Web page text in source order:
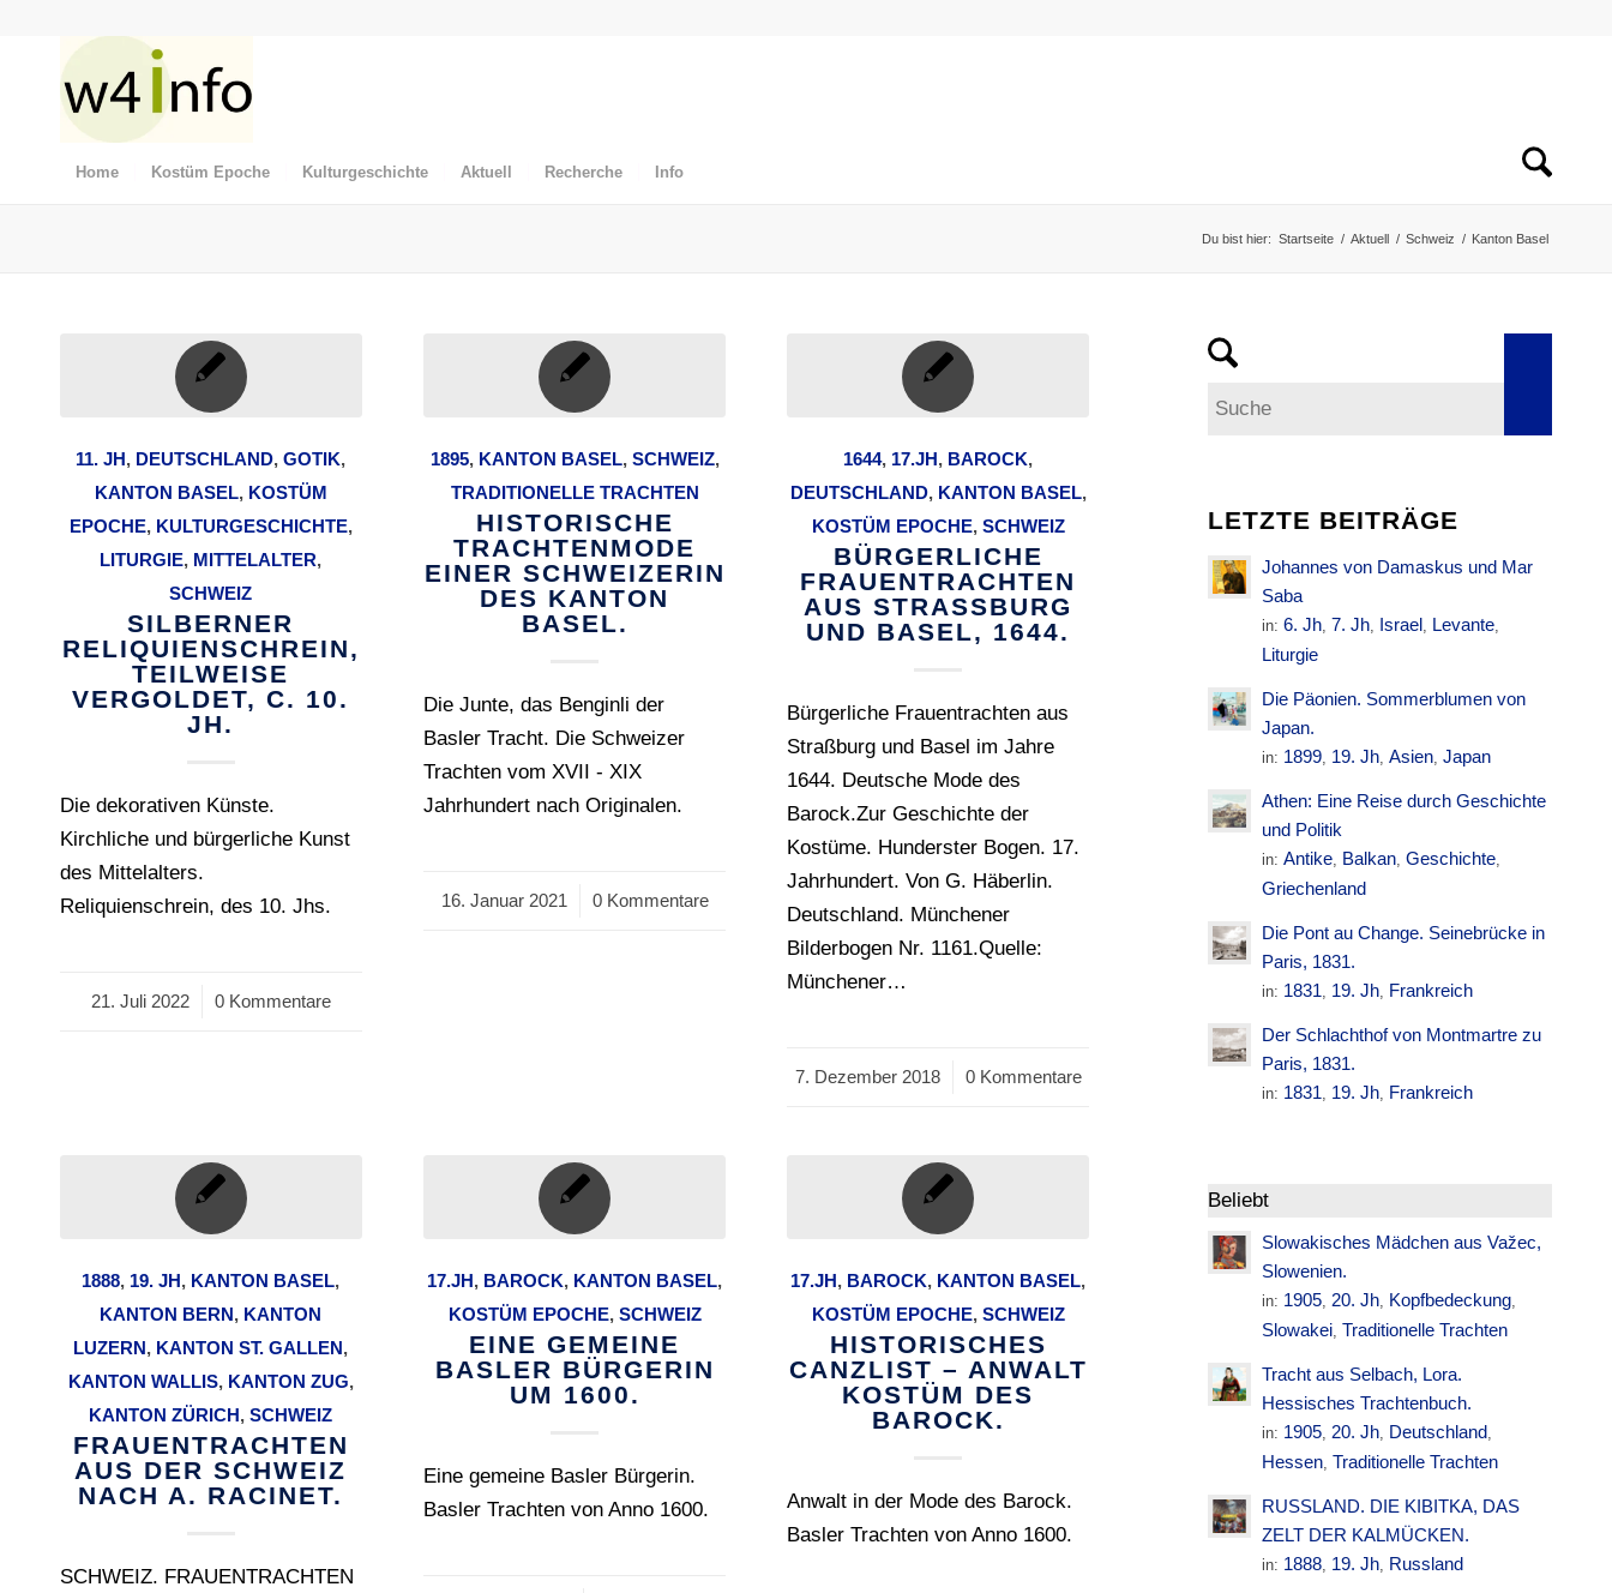
Home Kostüm Epoche Kulturgeschichte Aktuell Recherche Info
Du bist hier: Startseite / Aktuell / Schweiz / Kanton Basel
11. JH, DEUTSCHLAND,GOTIK,
KANTON BASEL, KOSTÜM
EPOCHE, KULTURGESCHICHTE,
LITURGIE, MITTELALTER,
SCHWEIZ
SILBERNER
RELIQUIENSCHREIN,
TEILWEISE
VERGOLDET, C. 10.
JH.
Die dekorativen Künste.
Kirchliche und bürgerliche Kunst
des Mittelalters.
Reliquienschrein, des 10. Jhs.
21. Juli 2022
/ 0 Kommentare
1895, KANTON BASEL, SCHWEIZ,
TRADITIONELLE TRACHTEN
HISTORISCHE
TRACHTENMODE
EINER SCHWEIZERIN
DES KANTON
BASEL.
Die Junte, das Benginli der
Basler Tracht. Die Schweizer
Trachten vom XVII - XIX
Jahrhundert nach Originalen.
16. Januar 2021
/ 0 Kommentare
1644, 17.JH, BAROCK,
DEUTSCHLAND, KANTON BASEL,
KOSTÜM EPOCHE, SCHWEIZ
BÜRGERLICHE
FRAUENTRACHTEN
AUS STRASSBURG U
ND BASEL, 1644.
Bürgerliche Frauentrachten aus
Straßburg und Basel im Jahre
1644. Deutsche Mode des
Barock.Zur Geschichte der
Kostüme. Hunderster Bogen. 17.
Jahrhundert. Von G. Häberlin.
Deutschland. Münchener
Bilderbogen Nr. 1161.Quelle:
Münchener…
7. Dezember 2018
/ 0 Kommentare
1888, 19. JH, KANTON BASEL,
KANTON BERN, KANTON‎
‎LUZERN, KANTON ST. GALLEN,
KANTON WALLIS, KANTON‎ ‎ZUG‎,
KANTON ZÜRICH,SCHWEIZ
FRAUENTRACHTEN
AUS DER SCHWEIZ
NACH A. RACINET.
SCHWEIZ. FRAUENTRACHTEN
17.JH, BAROCK, KANTON BASEL,
KOSTÜM EPOCHE, SCHWEIZ
EINE GEMEINE
BASLER BÜRGERIN
UM 1600.
Eine gemeine Basler Bürgerin.
Basler Trachten von Anno 1600.
17.JH, BAROCK, KANTON BASEL,
KOSTÜM EPOCHE, SCHWEIZ
HISTORISCHES
CANZLIST – ANWALT
KOSTÜM DES
BAROCK.
Anwalt in der Mode des Barock.
Basler Trachten von Anno 1600.
LETZTE BEITRÄGE
Johannes von Damaskus und Mar
Saba
in:6. Jh, 7. Jh, Israel, Levante,
Liturgie
Die Päonien. Sommerblumen von
Japan.
in: 1899, 19. Jh,Asien,Japan
Athen: Eine Reise durch Geschichte
und Politik
in:Antike, Balkan,Geschichte,
Griechenland
Die Pont au Change. Seinebrücke in
Paris, 1831.
in: 1831, 19. Jh, Frankreich
Der Schlachthof von Montmartre zu
Paris, 1831.
in: 1831, 19. Jh, Frankreich
Beliebt
Slowakisches Mädchen aus Važec,
Slowenien.
in: 1905,20. Jh, Kopfbedeckung,
Slowakei, Traditionelle Trachten
Tracht aus Selbach, Lora.
Hessisches Trachtenbuch.
in: 1905,20. Jh, Deutschland,
Hessen, Traditionelle Trachten
RUSSLAND. DIE KIBITKA, DAS
ZELT DER KALMÜCKEN.
in: 1888, 19. Jh, Russland